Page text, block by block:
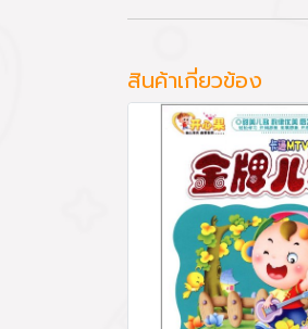
สินค้าเกี่ยวข้อง